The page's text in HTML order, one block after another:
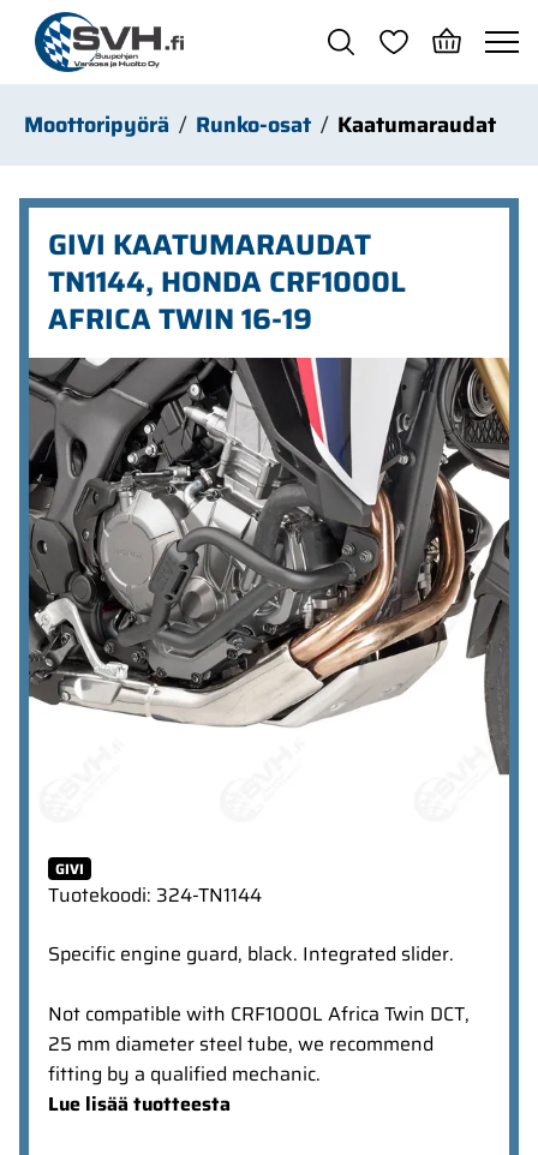
Siirry pääsisältöön
Moottoripyörä Runko-osat Kaatumaraudat
GIVI KAATUMARAUDAT
TN1144, HONDA CRF1000L
AFRICA TWIN 16-19
Ohita kuvat
GIVI
Tuotekoodi: 324-TN1144
Specific engine guard, black. Integrated slider.
Not compatible with CRF1000L Africa Twin DCT,
25 mm diameter steel tube, we recommend
fitting by a qualified mechanic.
Lue lisää tuotteesta